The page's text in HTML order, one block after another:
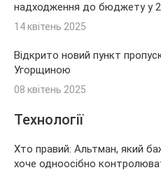
надходження до бюджету у
14 квітень 2025
Відкрито новий пункт
Угорщиною
08 квітень 2025
Технології
Хто правий: Альтман, який
хоче одноосібно